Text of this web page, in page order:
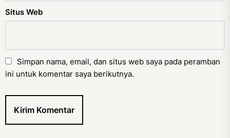
Situs Web
Simpan nama, email, dan situs web saya pada peramban
ini untuk komentar saya berikutnya.